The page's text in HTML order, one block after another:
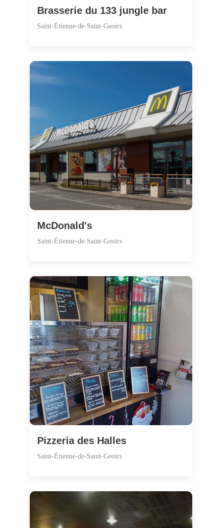
Brasserie du 133 jungle bar
Saint-Étienne-de-Saint-Geoirs
McDonald's
Saint-Étienne-de-Saint-Geoirs
Pizzeria des Halles
Saint-Étienne-de-Saint-Geoirs